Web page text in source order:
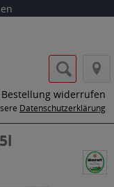
Bestellung widerrufen
Datenschutzerklärung